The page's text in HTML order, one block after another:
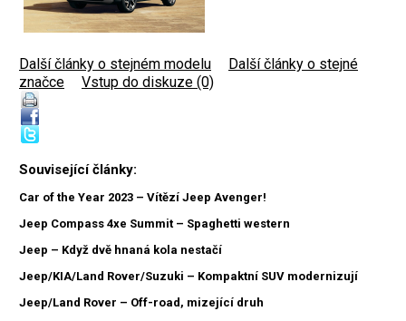
Další články o stejném modelu
Další články o stejné
značce
Vstup do diskuze (0)
Související články:
Car of the Year 2023 – Vítězí Jeep Avenger!
Jeep Compass 4xe Summit – Spaghetti western
Jeep – Když dvě hnaná kola nestačí
Jeep/KIA/Land Rover/Suzuki – Kompaktní SUV modernizují
Jeep/Land Rover – Off-road, mizející druh